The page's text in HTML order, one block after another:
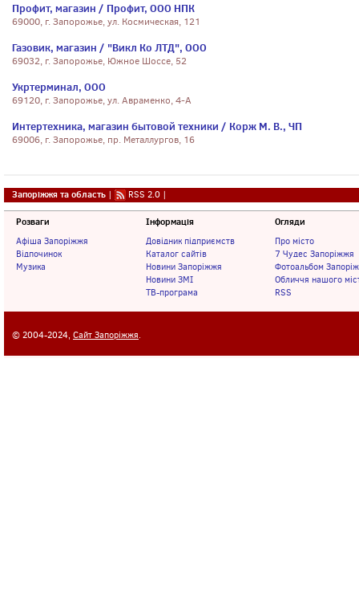
Профит, магазин / Профит, ООО НПК
69000, г. Запорожье, ул. Космическая, 121
Газовик, магазин / "Викл Ко ЛТД", ООО
69032, г. Запорожье, Южное Шоссе, 52
Укртерминал, ООО
69120, г. Запорожье, ул. Авраменко, 4-А
Интертехника, магазин бытовой техники / Корж М. В., ЧП
69006, г. Запорожье, пр. Металлургов, 16
Запоріжжя та область | RSS 2.0 |
Розваги
Афіша Запоріжжя
Відпочинок
Музика
Інформація
Довідник підприємств
Каталог сайтів
Новини Запоріжжя
Новини ЗМІ
ТВ-програма
Огляди
Про місто
7 Чудес Запоріжжя
Фотоальбом
Обличчя нашого
RSS
© 2004-2024, Сайт Запоріжжя.